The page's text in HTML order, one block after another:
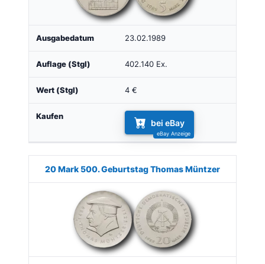
23.02.1989
402.140 Ex.
4 €
bei eBay
20 Mark 500. Geburtstag Thomas Müntzer